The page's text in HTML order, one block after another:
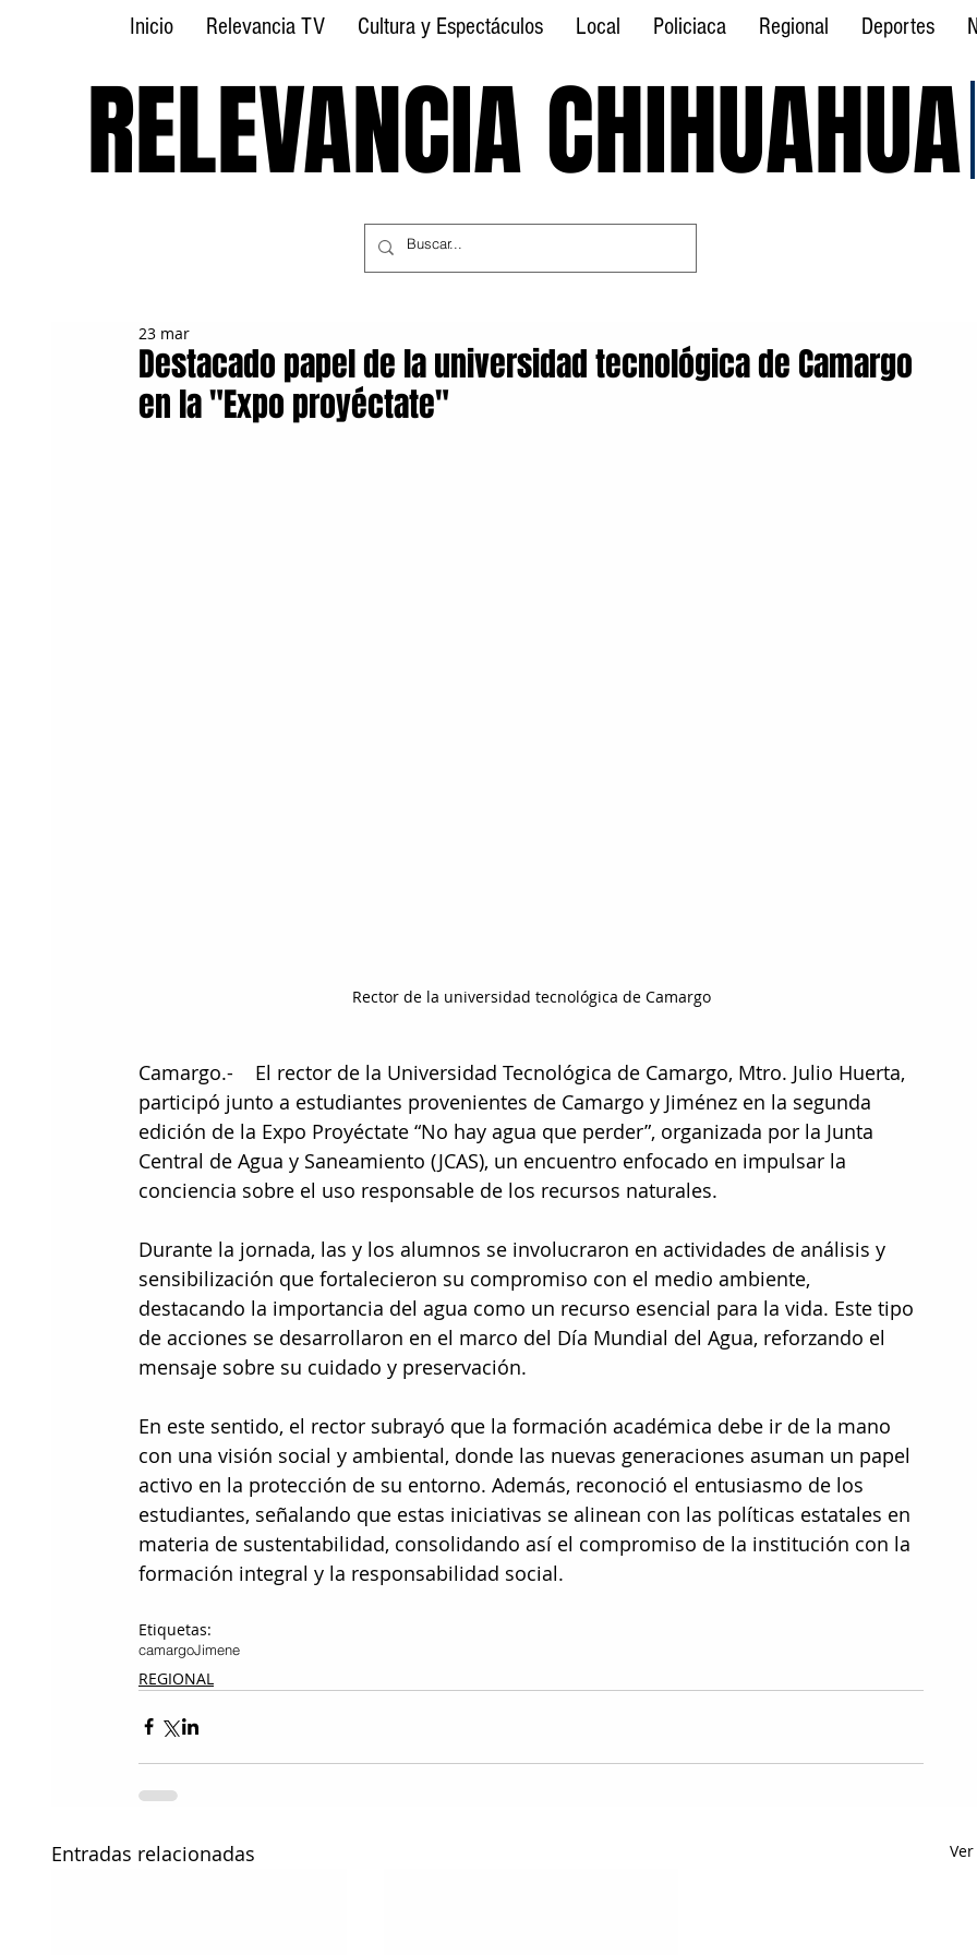
Inicio Relevancia TV Cultura y Espectáculos Local Policiaca Regional Deportes
RELEVANCIA CHIHUAHUA
RELEVANCIA CHIHUAHUA
Destacado papel de la universidad tecnológica de Camargo
en la "Expo proyéctate"
23 mar
Rector de la universidad tecnológica de Camargo
Camargo.-    El rector de la Universidad Tecnológica de Camargo, Mtro. Julio Huerta,
participó junto a estudiantes provenientes de Camargo y Jiménez en la segunda
edición de la Expo Proyéctate “No hay agua que perder”, organizada por la Junta
Central de Agua y Saneamiento (JCAS), un encuentro enfocado en impulsar la
conciencia sobre el uso responsable de los recursos naturales.
Durante la jornada, las y los alumnos se involucraron en actividades de análisis y
sensibilización que fortalecieron su compromiso con el medio ambiente,
destacando la importancia del agua como un recurso esencial para la vida. Este tipo
de acciones se desarrollaron en el marco del Día Mundial del Agua, reforzando el
mensaje sobre su cuidado y preservación.
En este sentido, el rector subrayó que la formación académica debe ir de la mano
con una visión social y ambiental, donde las nuevas generaciones asuman un papel
activo en la protección de su entorno. Además, reconoció el entusiasmo de los
estudiantes, señalando que estas iniciativas se alinean con las políticas estatales en
materia de sustentabilidad, consolidando así el compromiso de la institución con la
formación integral y la responsabilidad social.
Etiquetas:
camargoJimene
REGIONAL
Entradas relacionadas